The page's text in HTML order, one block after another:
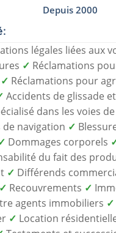
Depuis 2000
légales liées aux
✓ Réclamations
✓ Réclamations pour
Accidents de glissade
dans les voies
de navigation ✓
Dommages corporels
du fait des
✓ Différends
✓ Recouvrements ✓
agents immobiliers ✓
✓ Location